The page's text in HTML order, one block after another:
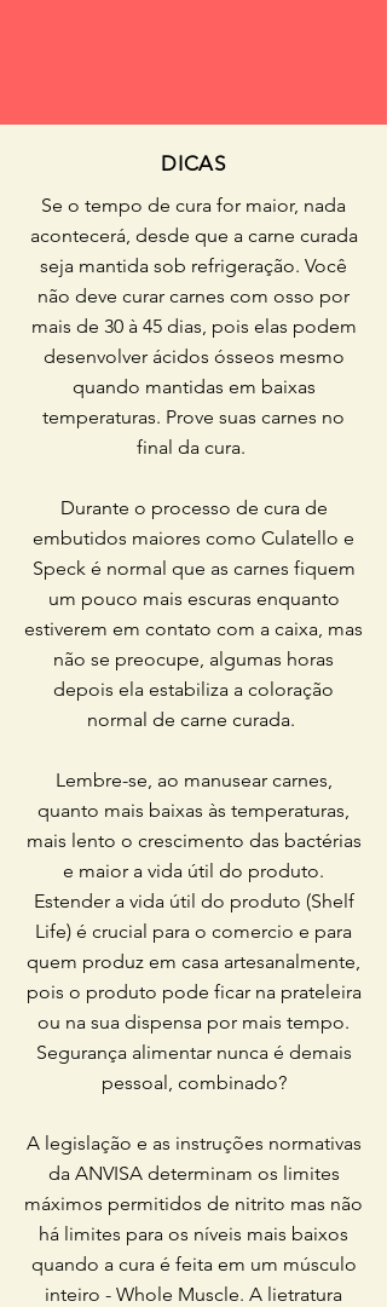
DICAS
Se o tempo de cura for maior, nada
acontecerá, desde que a carne curada
seja mantida sob refrigeração. Você
não deve curar carnes com osso por
mais de 30 à 45 dias, pois elas podem
desenvolver ácidos ósseos mesmo
quando mantidas em baixas
temperaturas. Prove suas carnes no
final da cura.
Durante o processo de cura de
embutidos maiores como Culatello e
Speck é normal que as carnes fiquem
um pouco mais escuras enquanto
estiverem em contato com a caixa, mas
não se preocupe, algumas horas
depois ela estabiliza a coloração
normal de carne curada.
Lembre-se, ao manusear carnes,
quanto mais baixas às temperaturas,
mais lento o crescimento das bactérias
e maior a vida útil do produto.
Estender a vida útil do produto (Shelf
Life) é crucial para o comercio e para
quem produz em casa artesanalmente,
pois o produto pode ficar na prateleira
ou na sua dispensa por mais tempo.
Segurança alimentar nunca é demais
pessoal, combinado?
A legislação e as instruções normativas
da ANVISA determinam os limites
máximos permitidos de nitrito mas não
há limites para os níveis mais baixos
quando a cura é feita em um músculo
inteiro - Whole Muscle. A lietratura